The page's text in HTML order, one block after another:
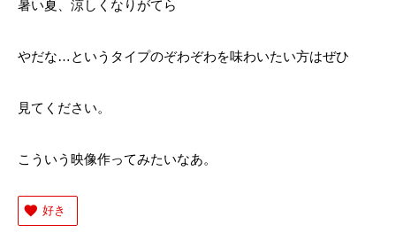
暑い夏、涼しくなりがてら
やだな…というタイプのぞわぞわを味わいたい方はぜひ
見てください。
こういう映像作ってみたいなあ。
好き